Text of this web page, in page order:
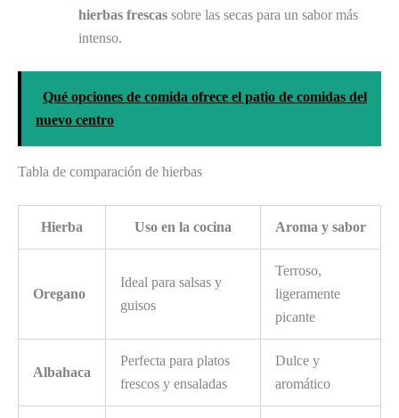
hierbas frescas sobre las secas para un sabor más
intenso.
Qué opciones de comida ofrece el patio de comidas del
nuevo centro
Tabla de comparación de hierbas
Hierba Uso en la cocina Aroma y sabor
Oregano
Ideal para salsas y
guisos
Terroso,
ligeramente
picante
Albahaca
Perfecta para platos
frescos y ensaladas
Dulce y
aromático